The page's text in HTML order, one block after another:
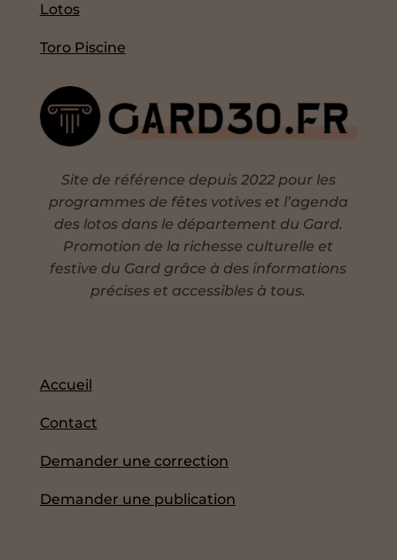
Lotos
Toro Piscine
Site de référence depuis 2022 pour les
programmes de fêtes votives et l’agenda
des lotos dans le département du Gard.
Promotion de la richesse culturelle et
festive du Gard grâce à des informations
précises et accessibles à tous.
Accueil
Contact
Demander une correction
Demander une publication